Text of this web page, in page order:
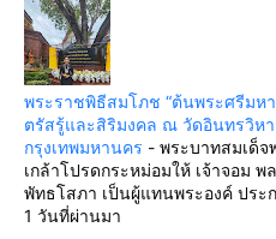
พระราชพิธีสมโภช “ต้นพระศรีมห
ตรัสรู้และสิริมงคล ณ วัดอินทรวิหา
กรุงเทพมหานคร - พระบาทสมเด็จ
เกล้าโปรดกระหม่อมให้ เจ้าจอม
พัทธโสภา เป็นผู้แทนพระองค์ ปร
1 วันที่ผ่านมา